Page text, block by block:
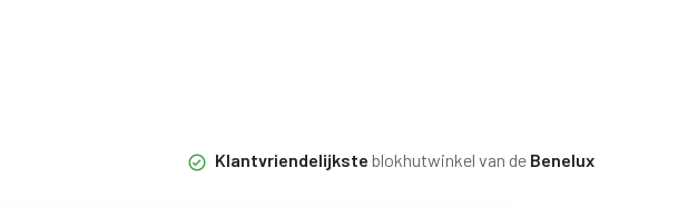
Klantvriendelijkste blokhutwinkel van de Benelux